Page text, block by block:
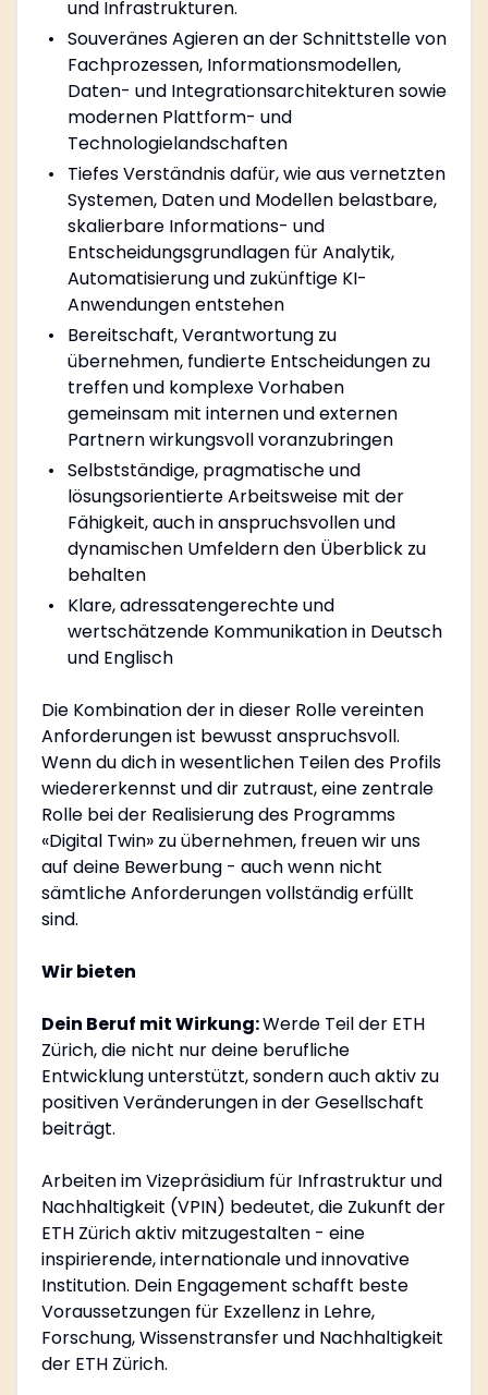
und Infrastrukturen.
Souveränes Agieren an der Schnittstelle von
Fachprozessen, Informationsmodellen,
Daten- und Integrationsarchitekturen sowie
modernen Plattform- und
Technologielandschaften
Tiefes Verständnis dafür, wie aus vernetzten
Systemen, Daten und Modellen belastbare,
skalierbare Informations- und
Entscheidungsgrundlagen für Analytik,
Automatisierung und zukünftige KI-
Anwendungen entstehen
Bereitschaft, Verantwortung zu
übernehmen, fundierte Entscheidungen zu
treffen und komplexe Vorhaben
gemeinsam mit internen und externen
Partnern wirkungsvoll voranzubringen
Selbstständige, pragmatische und
lösungsorientierte Arbeitsweise mit der
Fähigkeit, auch in anspruchsvollen und
dynamischen Umfeldern den Überblick zu
behalten
Klare, adressatengerechte und
wertschätzende Kommunikation in Deutsch
und Englisch
Die Kombination der in dieser Rolle vereinten
Anforderungen ist bewusst anspruchsvoll.
Wenn du dich in wesentlichen Teilen des Profils
wiedererkennst und dir zutraust, eine zentrale
Rolle bei der Realisierung des Programms
«Digital Twin» zu übernehmen, freuen wir uns
auf deine Bewerbung - auch wenn nicht
sämtliche Anforderungen vollständig erfüllt
sind.
Wir bieten
Dein Beruf mit Wirkung:Werde Teil der ETH
Zürich, die nicht nur deine berufliche
Entwicklung unterstützt, sondern auch aktiv zu
positiven Veränderungen in der Gesellschaft
beiträgt.
Arbeiten im Vizepräsidium für Infrastruktur und
Nachhaltigkeit (VPIN) bedeutet, die Zukunft der
ETH Zürich aktiv mitzugestalten - eine
inspirierende, internationale und innovative
Institution. Dein Engagement schafft beste
Voraussetzungen für Exzellenz in Lehre,
Forschung, Wissenstransfer und Nachhaltigkeit
der ETH Zürich.